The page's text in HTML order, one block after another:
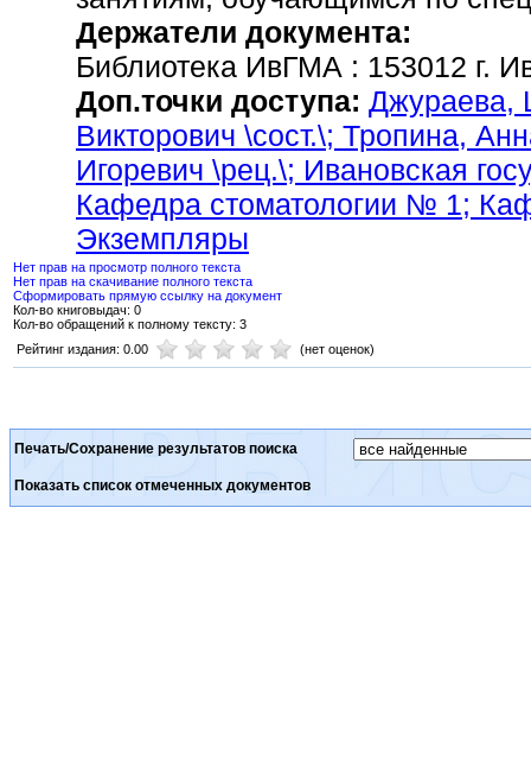
Держатели документа:
Библиотека ИвГМА : 153012 г.
Доп.точки доступа: Джураева,
Викторович \сост.\; Тропина,
Игоревич \рец.\; Ивановская
Кафедра стоматологии № 1;
Экземпляры
Нет прав на просмотр полного текста
Нет прав на скачивание полного текста
Сформировать прямую ссылку на документ
Кол-во книговыдач: 0
Кол-во обращений к полному тексту: 3
Рейтинг издания: 0.00
(нет оценок)
Печать/Сохранение результатов поиска
Показать список отмеченных документов